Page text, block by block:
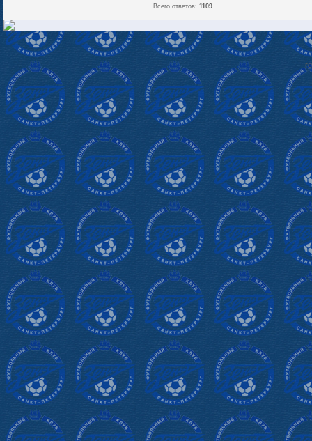
Всего ответов: 1109